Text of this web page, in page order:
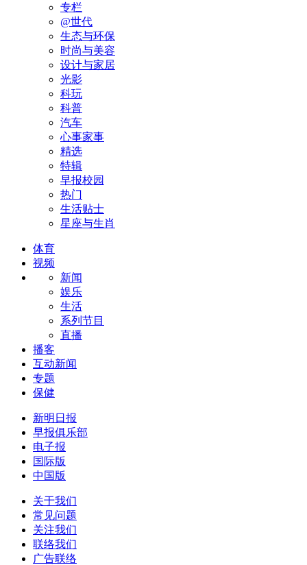
专栏
@世代
生态与环保
时尚与美容
设计与家居
光影
科玩
科普
汽车
心事家事
精选
特辑
早报校园
热门
生活贴士
星座与生肖
体育
视频
新闻
娱乐
生活
系列节目
直播
播客
互动新闻
专题
保健
新明日报
早报俱乐部
电子报
国际版
中国版
关于我们
常见问题
关注我们
联络我们
广告联络